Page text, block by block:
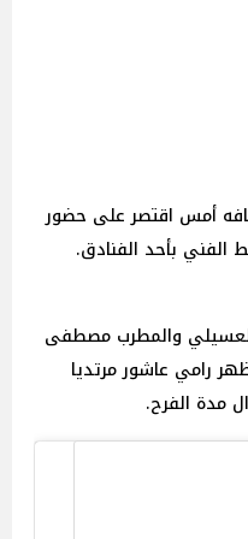
أمس اقتصر على حضور
بأحد الفنادق.
والمطرب مصطفى
رامي عاشور مرتديا
مدة الفرح.